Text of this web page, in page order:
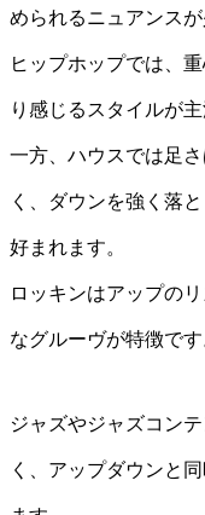
められるニュアンス
ヒップホップでは、
り感じるスタイルが主
一方、ハウスでは足
く、ダウンを強く落
好まれます。
ロッキンはアップの
なグルーヴが特徴です
ジャズやジャズコン
く、アップダウンと